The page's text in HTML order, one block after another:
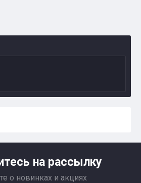
на рассылку
о новинках и акциях